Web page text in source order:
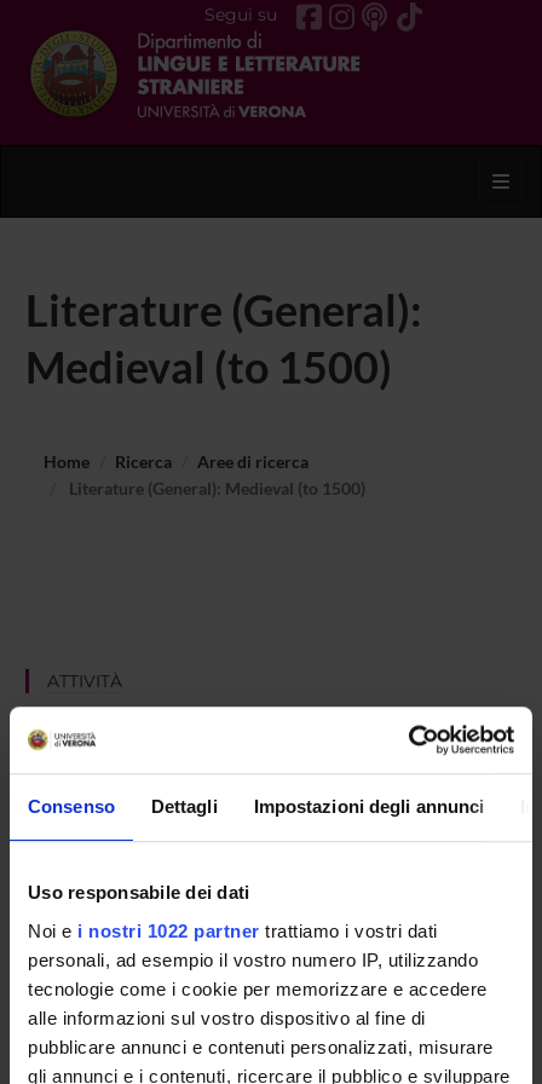
Consenso Dettagli Impostazioni degli annunci
Uso responsabile dei dati
Noi e i nostri 1022 partner trattiamo i vostri dati
personali, ad esempio il vostro numero IP, utilizzando
tecnologie come i cookie per memorizzare e accedere
alle informazioni sul vostro dispositivo al fine di
pubblicare annunci e contenuti personalizzati, misurare
gli annunci e i contenuti, ricercare il pubblico e sviluppare
Segui su
Literature (General):
Medieval (to 1500)
Home Ricerca
Aree di ricerca
Literature (General): Medieval (to 1500)
ATTIVITÀ
AREE DI RICERCA
DOTTORATI DI RICERCA
STRUTTURE
BIBLIOTECHE
CENTRI
Contatti